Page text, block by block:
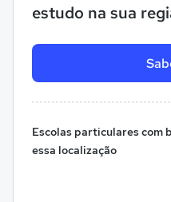
estudo na sua
Escolas particulares com
essa localização